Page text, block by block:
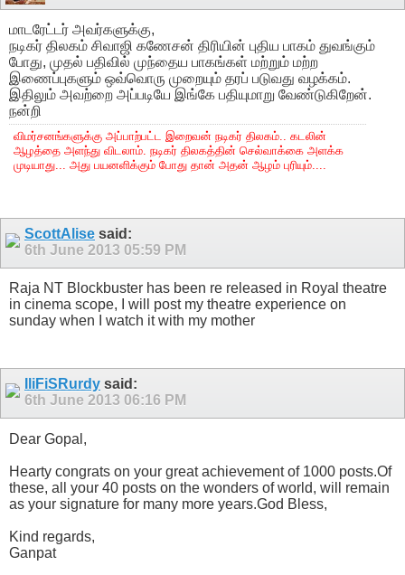
மாடரேட்டர் அவர்களுக்கு,
நடிகர் திலகம் சிவாஜி கணேசன் திரியின் புதிய பாகம் துவங்கும்
போது, முதல் பதிவில் முந்தைய பாகங்கள் மற்றும் மற்ற
இணைப்புகளும் ஒவ்வொரு முறையும் தரப் படுவது வழக்கம்.
இதிலும் அவற்றை அப்படியே இங்கே பதியுமாறு வேண்டுகிறேன்.
நன்றி
விமர்சனங்களுக்கு அப்பாற்பட்ட இறைவன் நடிகர் திலகம்.. கடலின்
ஆழத்தை அளந்து விடலாம். நடிகர் திலகத்தின் செல்வாக்கை அளக்க
முடியாது... அது பயனளிக்கும் போது தான் அதன் ஆழம் புரியும்....
ScottAlise said:
6th June 2013 05:59 PM
Raja NT Blockbuster has been re released in Royal theatre
in cinema scope, I will post my theatre experience on
sunday when I watch it with my mother
IliFiSRurdy said:
6th June 2013 06:16 PM
Dear Gopal,
Hearty congrats on your great achievement of 1000 posts.Of
these, all your 40 posts on the wonders of world, will remain
as your signature for many more years.God Bless,
Kind regards,
Ganpat